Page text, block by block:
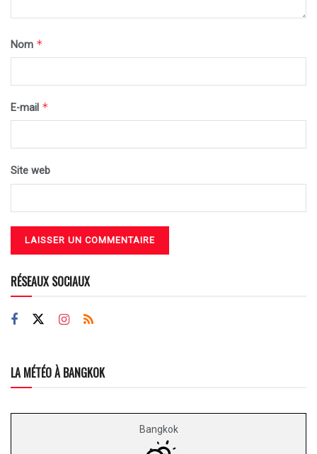
Nom *
E-mail *
Site web
RÉSEAUX SOCIAUX
LA MÉTÉO À BANGKOK
Bangkok